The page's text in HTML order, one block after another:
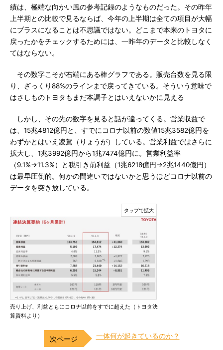
績は、極端な向かい風の参考記録のようなものだった。その昨年
上半期との比較で見るならば、今年の上半期は全ての項目が大幅
にプラスになることは不思議ではない。どこまで本来のトヨタに
戻ったかをチェックするためには、一昨年のデータと比較しなく
てはならない。
その数字こそが右端にある棒グラフである。販売台数を見る限
り、ざっくり88%のラインまで戻ってきている。そういう意味で
はさしものトヨタもまだ本調子とはいえないかに見える
しかし、その先の数字を見ると話が違ってくる。営業収益で
は、15兆4812億円と、すでにコロナ以前の数値15兆3582億円を
わずかとはいえ凌駕（りょうが）している。営業利益ではさらに
拡大し、1兆3992億円から1兆7474億円に。営業利益率
（9.1%→11.3%）と税引き前利益（1兆6218億円→2兆1440億円）
は最早圧倒的。何かの間違いではないかと思うほどコロナ以前の
データを突き放している。
売り上げ、利益ともにコロナ以前をすでに超えた（トヨタ決
算資料より）
一体何が起きているのか？